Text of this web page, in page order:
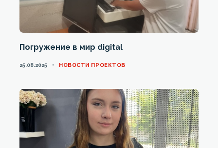
Погружение в мир digital
25.08.2025 CATEGORIES
НОВОСТИ ПРОЕКТОВ